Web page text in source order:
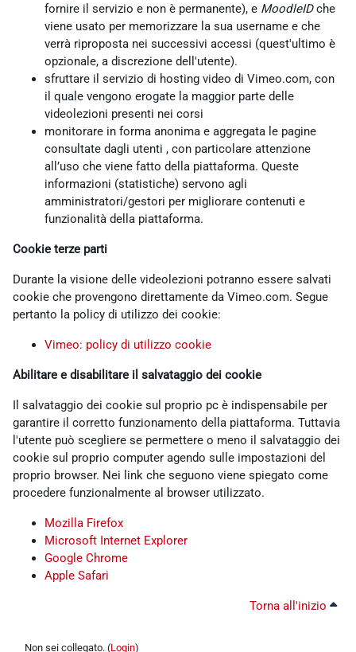
fornire il servizio e non è permanente), e MoodleIDche
viene usato per memorizzare la sua username e che
verrà riproposta nei successivi accessi (quest'ultimo è
opzionale, a discrezione dell'utente).
sfruttare il servizio di hosting video di Vimeo.com, con
il quale vengono erogate la maggior parte delle
videolezioni presenti nei corsi
monitorare in forma anonima e aggregata le pagine
consultate dagli utenti , con particolare attenzione
all’uso che viene fatto della piattaforma. Queste
informazioni (statistiche) servono agli
amministratori/gestori per migliorare contenuti e
funzionalità della piattaforma.
Cookie terze parti
Durante la visione delle videolezioni potranno essere salvati
cookie che provengono direttamente da Vimeo.com. Segue
pertanto la policy di utilizzo dei cookie:
Vimeo: policy di utilizzo cookie
Abilitare e disabilitare il salvataggio dei cookie
Il salvataggio dei cookie sul proprio pc è indispensabile per
garantire il corretto funzionamento della piattaforma. Tuttavia
l'utente può scegliere se permettere o meno il salvataggio dei
cookie sul proprio computer agendo sulle impostazioni del
proprio browser. Nei link che seguono viene spiegato come
procedere funzionalmente al browser utilizzato.
Mozilla Firefox
Microsoft Internet Explorer
Google Chrome
Apple Safari
Torna all'inizio
Non sei collegato. (Login)